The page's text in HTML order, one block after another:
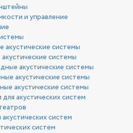
и управление
акустические системы
системы
акустические системы
акустические системы
акустические системы
акустических систем
систем
систем